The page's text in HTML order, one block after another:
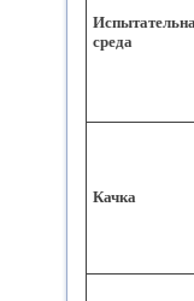
среда
Качка